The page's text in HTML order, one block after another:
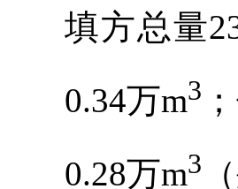
填方总量
0.34万m3
0.28万m3